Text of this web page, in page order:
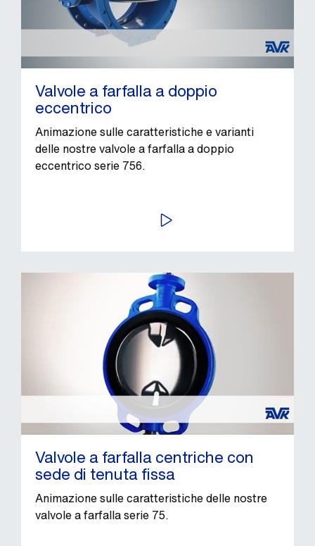
Valvole a farfalla a doppio
eccentrico
Animazione sulle caratteristiche e varianti
delle nostre valvole a farfalla a doppio
eccentrico serie 756.
AVVIA
Valvole a farfalla centriche con
sede di tenuta fissa
Animazione sulle caratteristiche delle nostre
valvole a farfalla serie 75.